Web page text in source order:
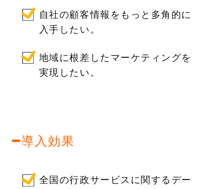
自社の顧客情報をもっと多角的に
入手したい。
地域に根差したマーケティングを
実現したい。
導入効果
全国の行政サービスに関するデー